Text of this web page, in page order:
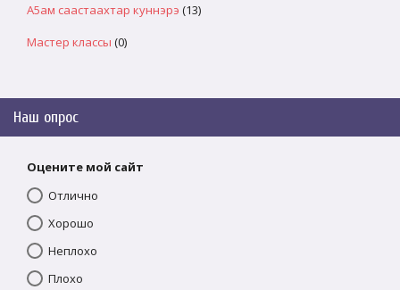
А5ам саастаахтар куннэрэ (13)
Мастер классы (0)
Наш опрос
Оцените мой сайт
Отлично
Хорошо
Неплохо
Плохо